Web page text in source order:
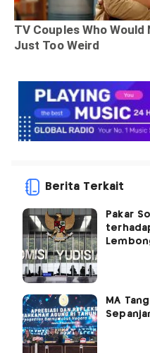
Berita Terkait
Pakar
MA